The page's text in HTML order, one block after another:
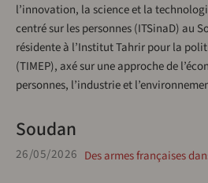
l’innovation, la science et la
centré sur les personnes (ITSinaD) au
résidente à l’Institut Tahrir pour la
(TIMEP), axé sur une approche de
personnes, l’industrie et
Soudan
26/05/2026 Des armes françaises